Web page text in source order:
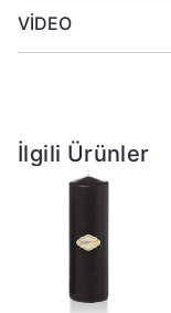
VİDEO
İlgili Ürünler